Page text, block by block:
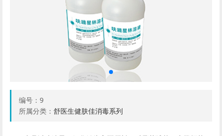
编号： 9
所属分类： 舒医生健肤佳消毒系列